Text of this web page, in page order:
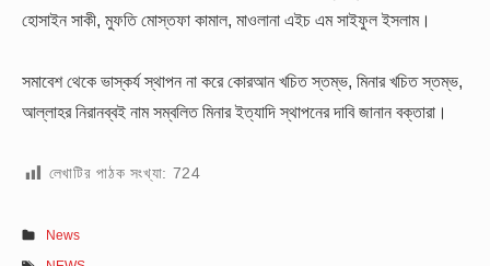
হোসাইন সাকী, মুফতি মোস্তফা কামাল, মাওলানা এইচ এম সাইফুল ইসলাম।
সমাবেশ থেকে ভাস্কর্য স্থাপন না করে কোরআন খচিত স্তম্ভ, মিনার খচিত স্তম্ভ,
আল্লাহর নিরানব্বই নাম সম্বলিত মিনার ইত্যাদি স্থাপনের দাবি জানান বক্তারা।
লেখাটির পাঠক সংখ্যা: 724
News